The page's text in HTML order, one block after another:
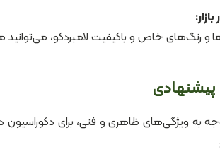
و رنگ‌های خاص و باکیفیت لامبردکو، می‌توانید
به ویژگی‌های ظاهری و فنی، برای دکوراسیون